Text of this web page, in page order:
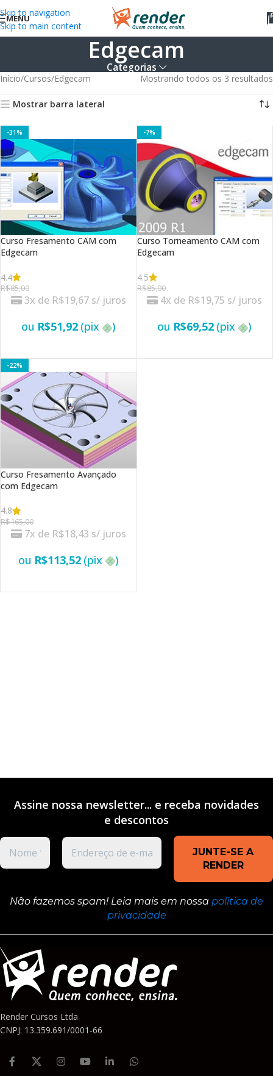
Skip to navigation
Skip to main content
MENU
Edgecam
Categorias
Início Cursos Edgecam Mostrando todos os 3 resultados
Mostrar barra lateral
-31%
Curso Fresamento CAM com
Edgecam
4.4
R$85,00
3x de R$19,67 s/ juros
ou R$51,92 (pix )
-7%
Curso Torneamento CAM com
Edgecam
4.5
R$85,00
4x de R$19,75 s/ juros
ou R$69,52 (pix )
-22%
Curso Fresamento Avançado
com Edgecam
4.8
R$165,00
7x de R$18,43 s/ juros
ou R$113,52 (pix )
Assine nossa newsletter... e receba novidades
e descontos
Não fazemos spam! Leia mais em nossa política de
privacidade
Render Cursos Ltda
CNPJ: 13.359.691/0001-66